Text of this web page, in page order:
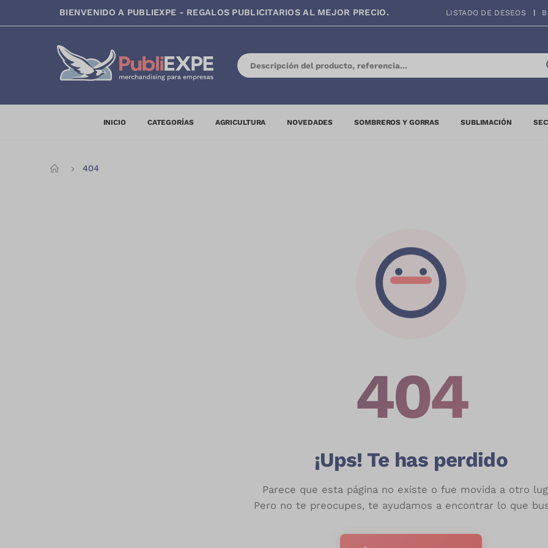
BIENVENIDO A PUBLIEXPE - REGALOS PUBLICITARIOS AL MEJOR PRECIO. LISTADO DE DESEOS
INICIO CATEGORÍAS AGRICULTURA NOVEDADES SOMBREROS Y GORRAS SUBLIMACIÓN
INICIO404
404
¡Ups! Te has perdido
Parece que esta página no existe o fue movida a otro
Pero no te preocupes, te ayudamos a encontrar lo que